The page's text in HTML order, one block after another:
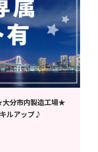
分市内製造工場★
ルアップ♪